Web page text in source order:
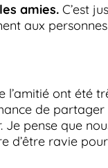
amies. C’est
aux
ont été
de
pense que
d’être ravie